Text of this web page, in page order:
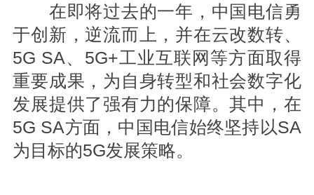
在即将过去的一年，中国电信勇
于创新，逆流而上，并在云改数转、
5G SA、5G+工业互联网等方面取得
重要成果，为自身转型和社会数字化
发展提供了强有力的保障。其中，在
5G SA方面，中国电信始终坚持以SA
为目标的5G发展策略。